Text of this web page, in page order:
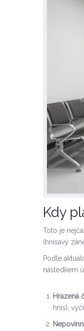
Kdy
Toto je
(hnisavý
Podle
následkem
Hrazená
hnis),